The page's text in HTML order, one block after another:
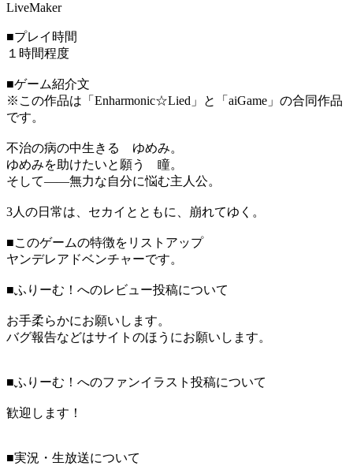
LiveMaker
■プレイ時間
１時間程度
■ゲーム紹介文
※この作品は「Enharmonic☆Lied」と「aiGame」の合同作品
です。
不治の病の中生きる ゆめみ。
ゆめみを助けたいと願う 瞳。
そして――無力な自分に悩む主人公。
3人の日常は、セカイとともに、崩れてゆく。
■このゲームの特徴をリストアップ
ヤンデレアドベンチャーです。
■ふりーむ！へのレビュー投稿について
お手柔らかにお願いします。
バグ報告などはサイトのほうにお願いします。
■ふりーむ！へのファンイラスト投稿について
歓迎します！
■実況・生放送について